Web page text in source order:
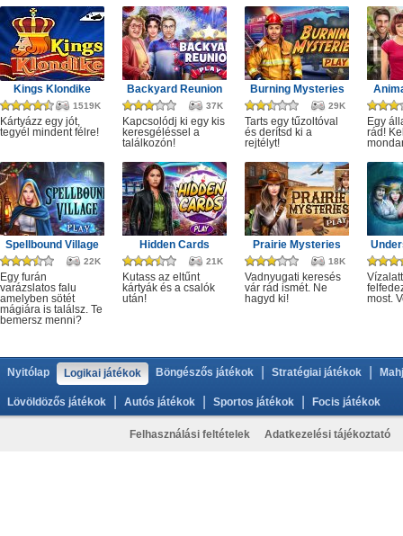
Kings Klondike
1519K
Kártyázz egy jót,
tegyél mindent félre!
Backyard Reunion
37K
Kapcsolódj ki egy kis
keresgéléssel a
találkozón!
Burning Mysteries
29K
Tarts egy tűzoltóval
és derítsd ki a
rejtélyt!
Egy
rád!
Spellbound Village
22K
Egy furán
varázslatos falu
amelyben sötét
mágiára is találsz. Te
bemersz menni?
Hidden Cards
21K
Kutass az eltűnt
kártyák és a csalók
után!
Prairie Mysteries
18K
Vadnyugati keresés
vár rád ismét. Ne
hagyd ki!
most.
Nyitólap Logikai játékok Böngészős játékok Stratégiai játékok
Lövöldözős játékok Autós játékok Sportos játékok Focis játékok
Felhasználási feltételek Adatkezelési tájékoztató